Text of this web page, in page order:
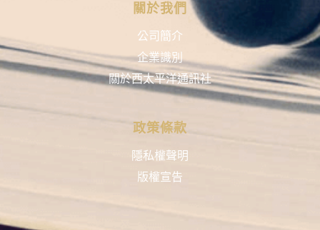
關於我們
公司簡介
企業識別
關於西太平洋通訊社
政策條款
隱私權聲明
版權宣告